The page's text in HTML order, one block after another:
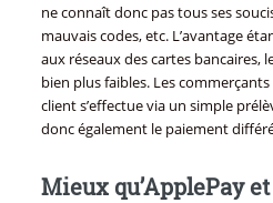
ne connaît donc pas tous ses
mauvais codes, etc. L’avantage
aux réseaux des cartes bancaires,
bien plus faibles. Les
client s’effectue via un simple
donc également le paiement
Mieux qu’ApplePay